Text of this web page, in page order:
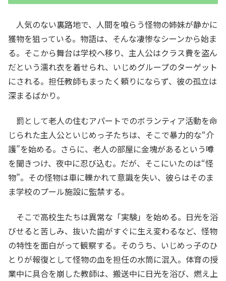
人気のない裏路地で、人間を喰らう怪物の姉妹が静かに
獲物を狙っている。物語は、そんな凄惨なシーンから始ま
る。そこから舞台は学校へ移り、主人公はクラス費を盗ん
だという濡れ衣を着せられ、いじめグループのターゲット
にされる。担任教師もまったく頼りにならず、彼の孤立は
深まるばかり。
罰として老人の住むアパートでのボランティア活動を命
じられた主人公といじめっ子たちは、そこで暴力的な“介
護”を始める。さらに、老人の部屋に金塊があるという噂
を聞きつけ、夜中に忍び込む。だが、そこにいたのは“怪
物”。その怪物は車に轢かれて意識を失い、彼らはそのま
ま学校のプール施設に監禁する。
そこで高校生たちは異常な「実験」を始める。日光を浴
びせると苦しみ、抜いた歯がすぐに生え変わるなど、怪物
の特性を面白がって観察する。そのうち、いじめっ子のひ
とりが報復として怪物の血を担任の水筒に混入。体育の授
業中に具合を崩した教師は、搬送中に日光を浴び、燃え上